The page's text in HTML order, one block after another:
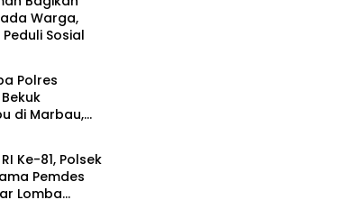
Warga,
Sosial
Polres
di Marbau,
Ke-81, Polsek
Pemdes
Lomba